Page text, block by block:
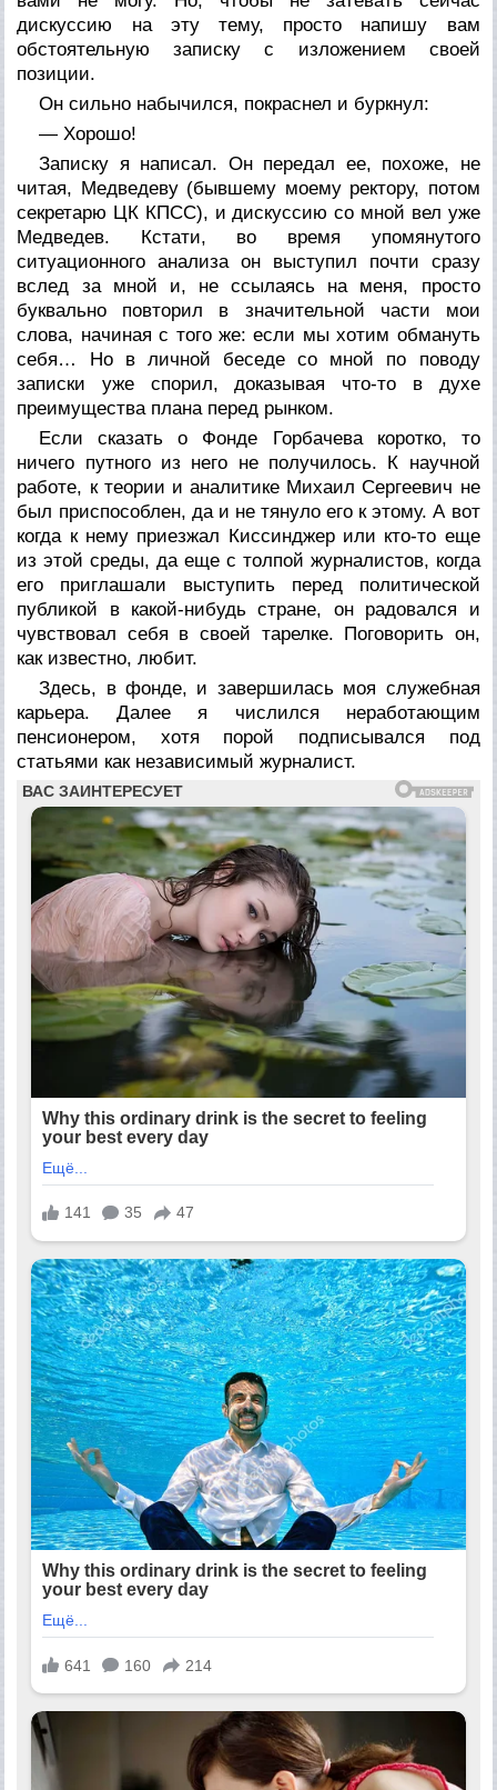
дискуссию на эту тему, просто напишу вам
обстоятельную записку с изложением своей
позиции.
Он сильно набычился, покраснел и буркнул:
— Хорошо!
Записку я написал. Он передал ее, похоже, не
читая, Медведеву (бывшему моему ректору, потом
секретарю ЦК КПСС), и дискуссию со мной вел уже
Медведев. Кстати, во время упомянутого
ситуационного анализа он выступил почти сразу
вслед за мной и, не ссылаясь на меня, просто
буквально повторил в значительной части мои
слова, начиная с того же: если мы хотим обмануть
себя… Но в личной беседе со мной по поводу
записки уже спорил, доказывая что-то в духе
преимущества плана перед рынком.
Если сказать о Фонде Горбачева коротко, то
ничего путного из него не получилось. К научной
работе, к теории и аналитике Михаил Сергеевич не
был приспособлен, да и не тянуло его к этому. А вот
когда к нему приезжал Киссинджер или кто-то еще
из этой среды, да еще с толпой журналистов, когда
его приглашали выступить перед политической
публикой в какой-нибудь стране, он радовался и
чувствовал себя в своей тарелке. Поговорить он,
как известно, любит.
Здесь, в фонде, и завершилась моя служебная
карьера. Далее я числился неработающим
пенсионером, хотя порой подписывался под
статьями как независимый журналист.